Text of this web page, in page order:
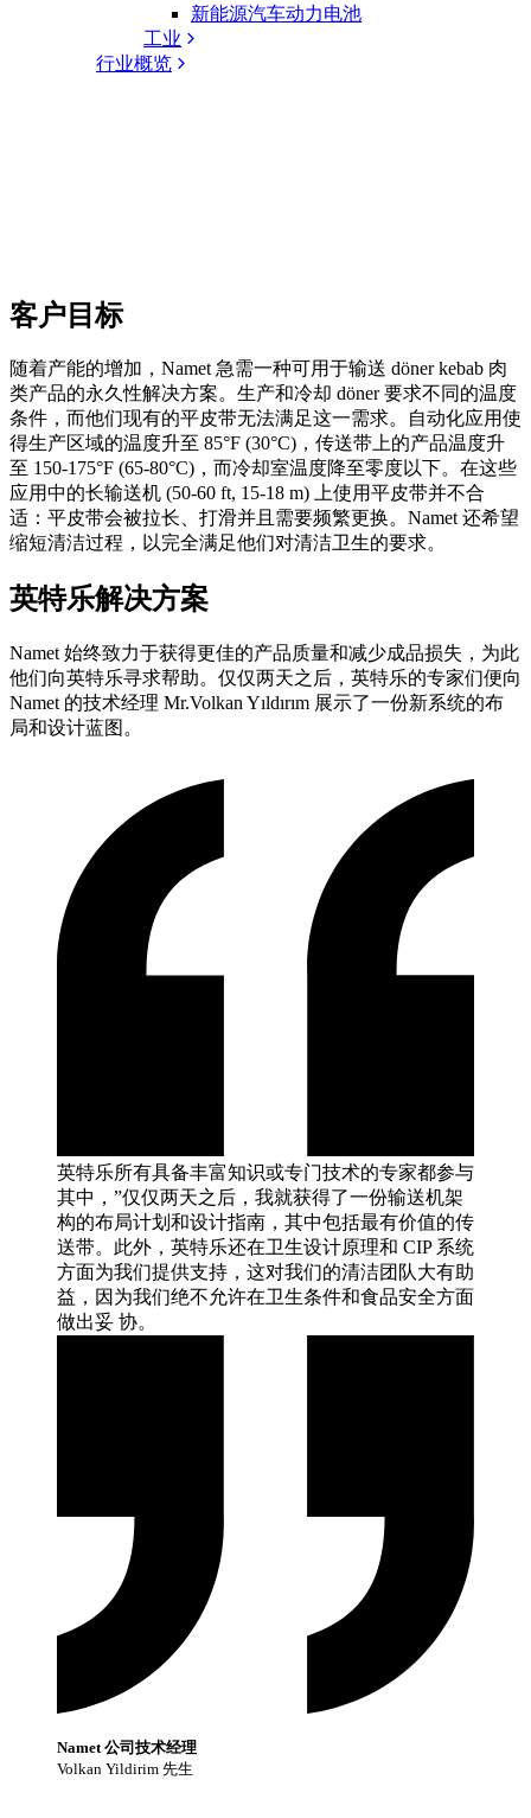
新能源汽车动力电池
工业
行业概览
客户目标
随着产能的增加，Namet 急需一种可用于输送 döner kebab 肉
类产品的永久性解决方案。生产和冷却 döner 要求不同的温度
条件，而他们现有的平皮带无法满足这一需求。自动化应用使
得生产区域的温度升至 85°F (30°C)，传送带上的产品温度升
至 150-175°F (65-80°C)，而冷却室温度降至零度以下。在这些
应用中的长输送机 (50-60 ft, 15-18 m) 上使用平皮带并不合
适：平皮带会被拉长、打滑并且需要频繁更换。Namet 还希望
缩短清洁过程，以完全满足他们对清洁卫生的要求。
英特乐解决方案
Namet 始终致力于获得更佳的产品质量和减少成品损失，为此
他们向英特乐寻求帮助。仅仅两天之后，英特乐的专家们便向
Namet 的技术经理 Mr.Volkan Yıldırım 展示了一份新系统的布
局和设计蓝图。
英特乐所有具备丰富知识或专门技术的专家都参与
其中，”仅仅两天之后，我就获得了一份输送机架
构的布局计划和设计指南，其中包括最有价值的传
送带。此外，英特乐还在卫生设计原理和 CIP 系统
方面为我们提供支持，这对我们的清洁团队大有助
益，因为我们绝不允许在卫生条件和食品安全方面
做出妥 协。
Namet 公司技术经理
Volkan Yildirim 先生